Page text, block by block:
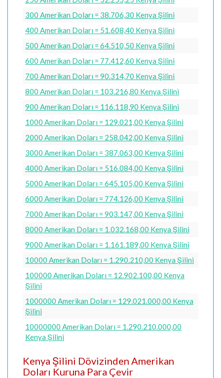
300 Amerikan Doları = 38.706,30 Kenya Şilini
400 Amerikan Doları = 51.608,40 Kenya Şilini
500 Amerikan Doları = 64.510,50 Kenya Şilini
600 Amerikan Doları = 77.412,60 Kenya Şilini
700 Amerikan Doları = 90.314,70 Kenya Şilini
800 Amerikan Doları = 103.216,80 Kenya Şilini
900 Amerikan Doları = 116.118,90 Kenya Şilini
1000 Amerikan Doları = 129.021,00 Kenya Şilini
2000 Amerikan Doları = 258.042,00 Kenya Şilini
3000 Amerikan Doları = 387.063,00 Kenya Şilini
4000 Amerikan Doları = 516.084,00 Kenya Şilini
5000 Amerikan Doları = 645.105,00 Kenya Şilini
6000 Amerikan Doları = 774.126,00 Kenya Şilini
7000 Amerikan Doları = 903.147,00 Kenya Şilini
8000 Amerikan Doları = 1.032.168,00 Kenya Şilini
9000 Amerikan Doları = 1.161.189,00 Kenya Şilini
10000 Amerikan Doları = 1.290.210,00 Kenya Şilini
100000 Amerikan Doları = 12.902.100,00 Kenya
Şilini
1000000 Amerikan Doları = 129.021.000,00 Kenya
Şilini
10000000 Amerikan Doları = 1.290.210.000,00
Kenya Şilini
Kenya Şilini Dövizinden Amerikan
Doları Kuruna Para Çevir